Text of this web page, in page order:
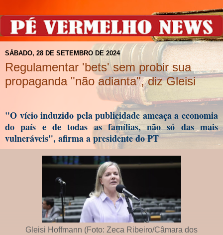
SÁBADO, 28 DE SETEMBRO DE 2024
Regulamentar 'bets' sem probir sua
propaganda "não adianta", diz Gleisi
"O vício induzido pela publicidade ameaça a economia
do país e de todas as famílias, não só das mais
vulneráveis", afirma a presidente do PT
Gleisi Hoffmann (Foto: Zeca Ribeiro/Câmara dos